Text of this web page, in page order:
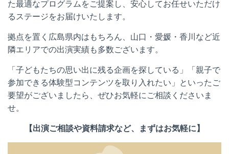
た最適なプログラムをご提案し、安心してお任せいただけ
るステージをお届けいたします。
拠点を置く広島県内はもちろん、山口・愛媛・香川など近
隣エリアでの出演実績も多数ございます。
「子どもたちの思い出に残る企画を探している」「親子で
参加できる体験型コンテンツを取り入れたい」といったご
要望がございましたら、ぜひお気軽にご相談くださいま
せ。
【出演ご相談や資料請求など、まずはお気軽に】